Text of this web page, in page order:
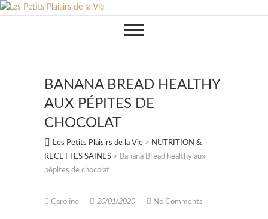
Skip
BANANA BREAD HEALTHY
AUX PÉPITES DE
CHOCOLAT
Les Petits Plaisirs de la Vie > NUTRITION &
RECETTES SAINES > Banana Bread healthy aux
pépites de chocolat
Caroline 20/01/2020 No Comments